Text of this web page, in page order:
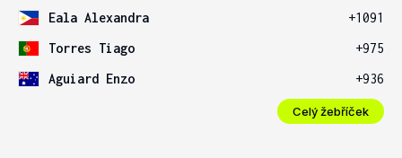
Eala Alexandra
+1091
Torres Tiago
+975
Aguiard Enzo
+936
Celý žebříček